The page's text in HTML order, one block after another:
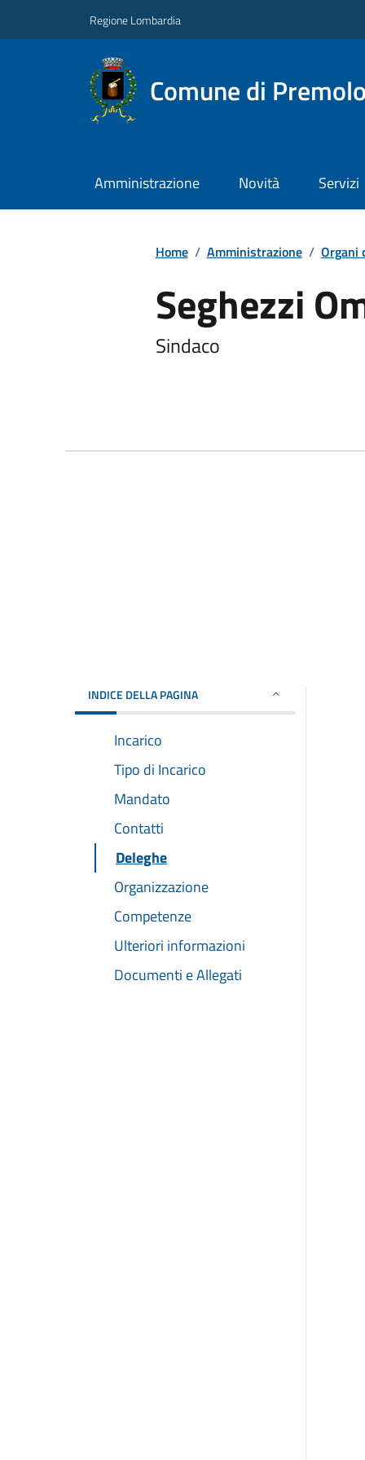
Regione Lombardia
Comune di
Amministrazione Novità Servizi
Home / Amministrazione / Organi
Seghezzi
Sindaco
INDICE DELLA PAGINA
Incarico
Tipo di Incarico
Mandato
Contatti
Deleghe
Organizzazione
Competenze
Ulteriori informazioni
Documenti e Allegati